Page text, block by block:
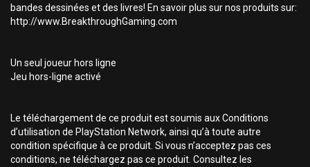
bandes dessinées et des livres! En savoir plus sur nos produits sur:
http://www.BreakthroughGaming.com
Un seul joueur hors ligne
Jeu hors-ligne activé
Le téléchargement de ce produit est soumis aux Conditions
d’utilisation de PlayStation Network, ainsi qu’à toute autre
condition spécifique à ce produit. Si vous n’acceptez pas ces
conditions, ne téléchargez pas ce produit. Consultez les